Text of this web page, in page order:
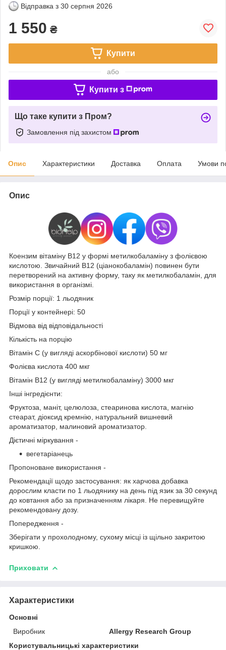
Відправка з 30 серпня 2026
1 550 ₴
Купити
або
Купити з
Що таке купити з Пром?
Замовлення під захистом
Опис Характеристики Доставка Оплата Умови
Опис
Коензим вітаміну В12 у формі метилкобаламіну з фолієвою
кислотою. Звичайний B12 (ціанокобаламін) повинен бути
перетворений на активну форму, таку як метилкобаламін, для
використання в організмі.
Розмір порції: 1 льодяник
Порції у контейнері: 50
Відмова від відповідальності
Кількість на порцію
Вітамін С (у вигляді аскорбінової кислоти) 50 мг
Фолієва кислота 400 мкг
Вітамін B12 (у вигляді метилкобаламіну) 3000 мкг
Інші інгредієнти:
Фруктоза, маніт, целюлоза, стеаринова кислота, магнію
стеарат, діоксид кремнію, натуральний вишневий
ароматизатор, малиновий ароматизатор.
Дієтичні міркування -
вегетаріанець
Пропоноване використання -
Рекомендації щодо застосування: як харчова добавка
дорослим класти по 1 льодянику на день під язик за 30 секунд
до ковтання або за призначенням лікаря. Не перевищуйте
рекомендовану дозу.
Попередження -
Зберігати у прохолодному, сухому місці із щільно закритою
кришкою.
Приховати
Характеристики
Основні
Виробник
Allergy Research Group
Користувальницькі характеристики